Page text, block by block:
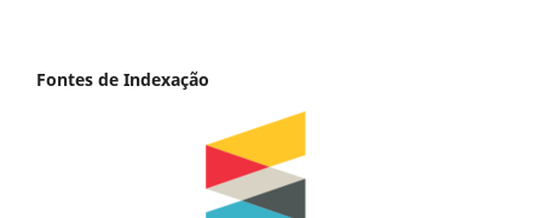
Fontes de Indexação